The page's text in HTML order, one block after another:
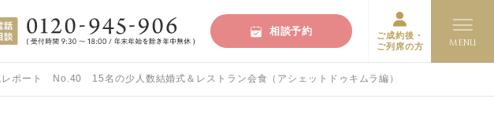
相談予約
ご成約後・
ご列席の方
ポート No.40 15名の少人数結婚式＆レストラン会食（アシェットドゥキムラ編）